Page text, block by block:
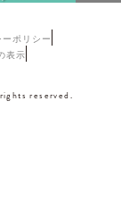
ポリシー
表示
reserved.